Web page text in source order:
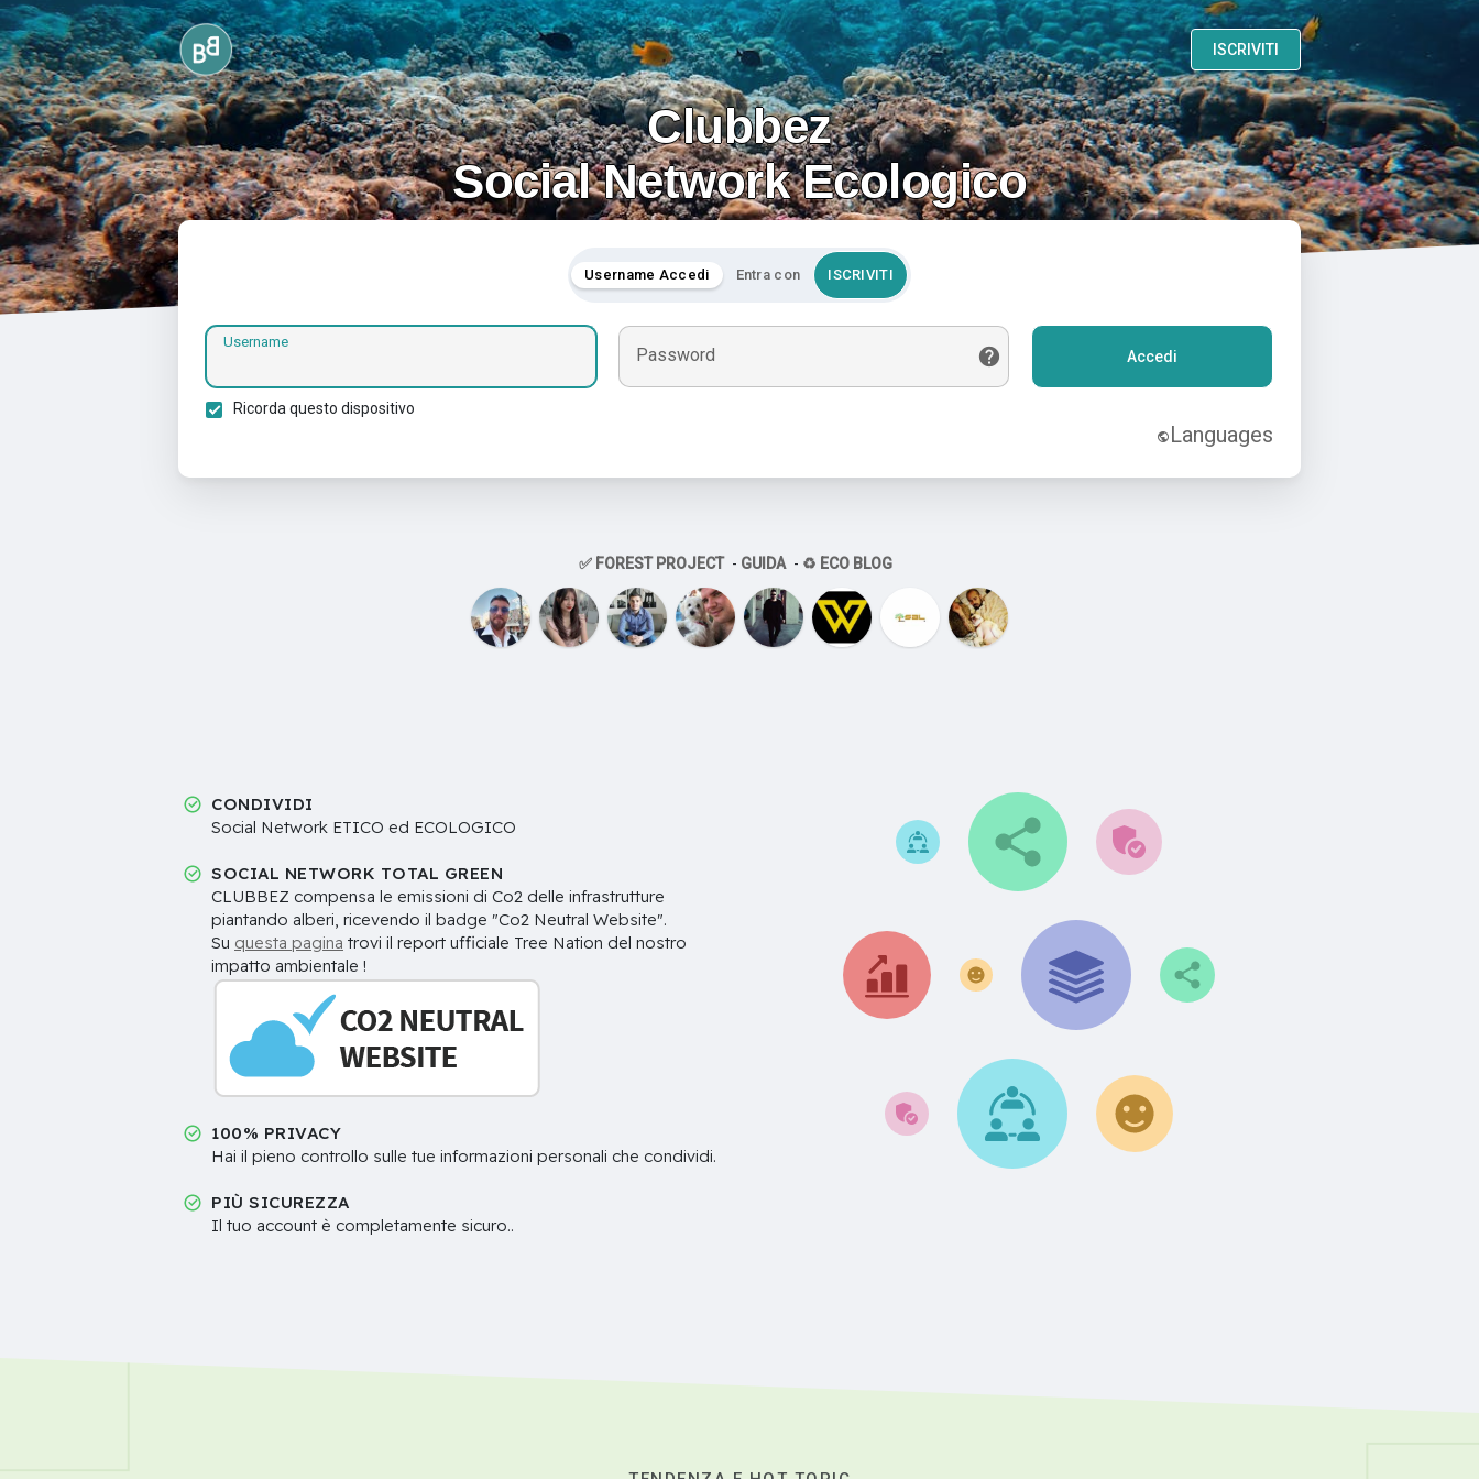
ISCRIVITI
Clubbez
Social Network Ecologico
Username Accedi Entra con ISCRIVITI
Username
Password Accedi
Ricorda questo dispositivo
Languages
✅ FOREST PROJECT - GUIDA - ♻️ ECO BLOG
CONDIVIDI
Social Network ETICO ed ECOLOGICO
SOCIAL NETWORK TOTAL GREEN
CLUBBEZ compensa le emissioni di Co2 delle infrastrutture
piantando alberi, ricevendo il badge "Co2 Neutral Website".
Su questa pagina trovi il report ufficiale Tree Nation del nostro
impatto ambientale !
100% PRIVACY
Hai il pieno controllo sulle tue informazioni personali che condividi.
PIÙ SICUREZZA
Il tuo account è completamente sicuro..